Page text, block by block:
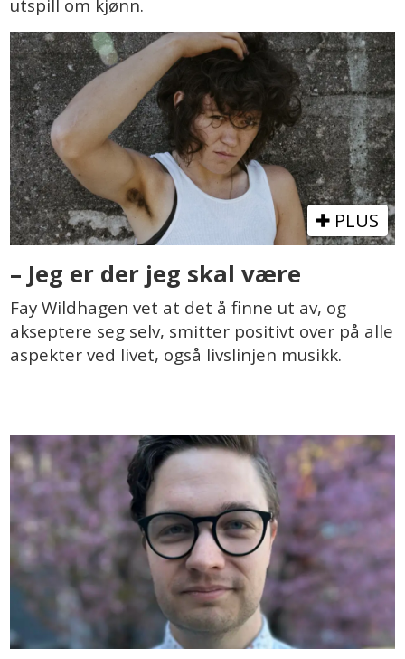
utspill om kjønn.
PLUS
– Jeg er der jeg skal være
Fay Wildhagen vet at det å finne ut av, og
akseptere seg selv, smitter positivt over på alle
aspekter ved livet, også livslinjen musikk.